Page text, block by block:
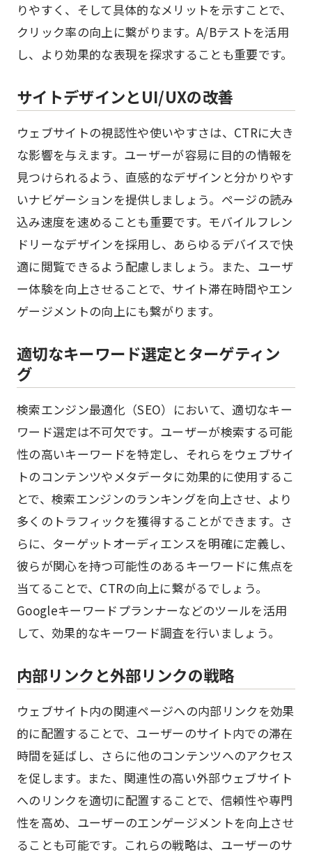
りやすく、そして具体的なメリットを示すことで、
クリック率の向上に繋がります。A/Bテストを活用
し、より効果的な表現を探求することも重要です。
サイトデザインとUI/UXの改善
ウェブサイトの視認性や使いやすさは、CTRに大き
な影響を与えます。ユーザーが容易に目的の情報を
見つけられるよう、直感的なデザインと分かりやす
いナビゲーションを提供しましょう。ページの読み
込み速度を速めることも重要です。モバイルフレン
ドリーなデザインを採用し、あらゆるデバイスで快
適に閲覧できるよう配慮しましょう。また、ユーザ
ー体験を向上させることで、サイト滞在時間やエン
ゲージメントの向上にも繋がります。
適切なキーワード選定とターゲティン
グ
検索エンジン最適化（SEO）において、適切なキー
ワード選定は不可欠です。ユーザーが検索する可能
性の高いキーワードを特定し、それらをウェブサイ
トのコンテンツやメタデータに効果的に使用するこ
とで、検索エンジンのランキングを向上させ、より
多くのトラフィックを獲得することができます。さ
らに、ターゲットオーディエンスを明確に定義し、
彼らが関心を持つ可能性のあるキーワードに焦点を
当てることで、CTRの向上に繋がるでしょう。
Googleキーワードプランナーなどのツールを活用
して、効果的なキーワード調査を行いましょう。
内部リンクと外部リンクの戦略
ウェブサイト内の関連ページへの内部リンクを効果
的に配置することで、ユーザーのサイト内での滞在
時間を延ばし、さらに他のコンテンツへのアクセス
を促します。また、関連性の高い外部ウェブサイト
へのリンクを適切に配置することで、信頼性や専門
性を高め、ユーザーのエンゲージメントを向上させ
ることも可能です。これらの戦略は、ユーザーのサ